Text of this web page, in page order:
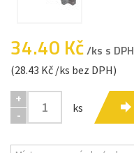
34.40 Kč/ks s DPH
(28.43 Kč /ks bez DPH)
+
-
ks